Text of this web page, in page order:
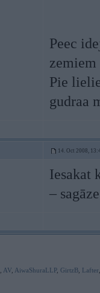
Peec
Pie
gudraa
14. Oct 2008,
Iesakat
–
AV AiwaShuraLLP, GirtzB Lafter